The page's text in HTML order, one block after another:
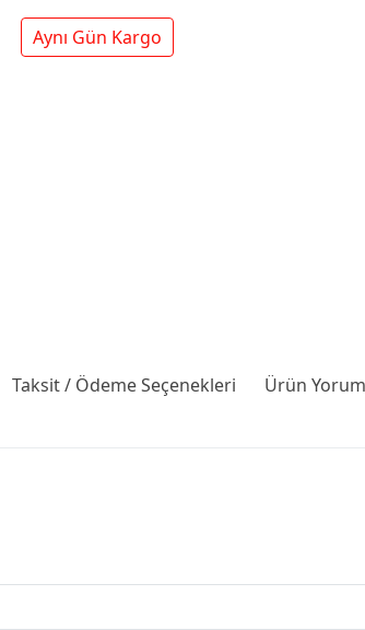
Aynı Gün Kargo
Taksit / Ödeme Seçenekleri Ürün